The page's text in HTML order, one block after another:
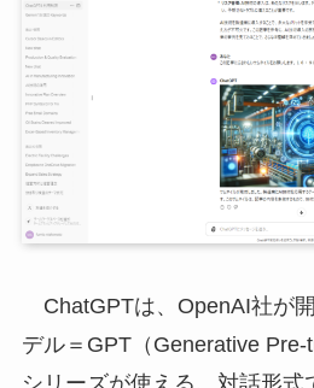
ChatGPTは、OpenAI社が
デル＝GPT（Generative Pre-